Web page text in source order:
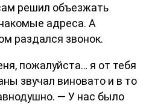
решил объезжать
адреса. А
раздался звонок.
пожалуйста… я от тебя
звучал виновато и в то
— У нас было